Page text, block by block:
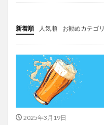
新着順 人気順
お勧めカテゴリ
投稿
学び
マンガ
電子書籍
2025年3月19日